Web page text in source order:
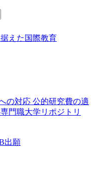
えた国際教育
の対応 公的研究費の適
門職大学リポジトリ
出願